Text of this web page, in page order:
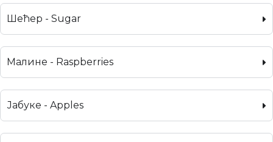
Шећер - Sugar
Малине - Raspberries
Јабуке - Apples